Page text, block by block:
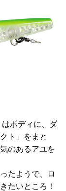
はボディに、ダ
ト」をまと
のあるアユを
たようで、ロ
たいところ！